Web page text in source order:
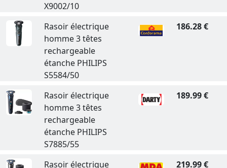
X9002/10
Rasoir électrique
homme 3 têtes
rechargeable
étanche PHILIPS
S5584/50
186.28 €
Rasoir électrique
homme 3 têtes
rechargeable
étanche PHILIPS
S7885/55
189.99 €
Rasoir électrique
219.99 €